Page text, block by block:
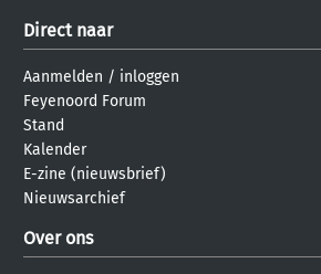
Direct naar
Aanmelden / inloggen
Feyenoord Forum
Stand
Kalender
E-zine (nieuwsbrief)
Nieuwsarchief
Over ons